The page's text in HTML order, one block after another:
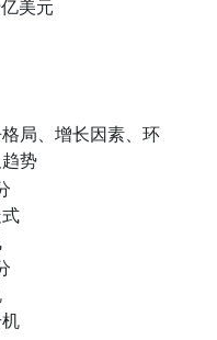
美元
局、增长因素、环
势